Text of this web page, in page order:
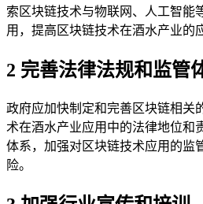
索区块链技术与物联网、人工智能
用，提高区块链技术在酒水产业的
2 完善法律法规和监管
政府应加快制定和完善区块链相关
术在酒水产业应用中的法律地位和
体系，加强对区块链技术应用的监
险。